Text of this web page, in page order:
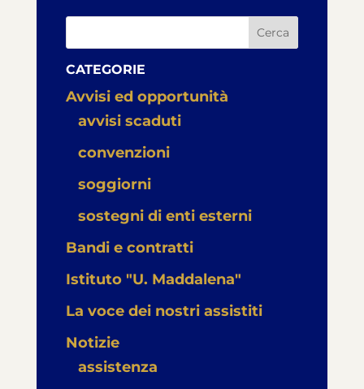
Cerca
CATEGORIE
Avvisi ed opportunità
avvisi scaduti
convenzioni
soggiorni
sostegni di enti esterni
Bandi e contratti
Istituto "U. Maddalena"
La voce dei nostri assistiti
Notizie
assistenza